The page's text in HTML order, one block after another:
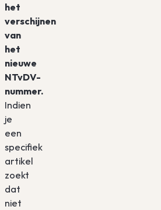
het
verschijnen
van
het
nieuwe
NTvDV-
nummer.
Indien
je
een
specifiek
artikel
zoekt
dat
niet